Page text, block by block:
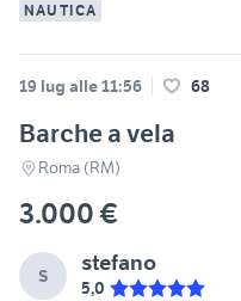
NAUTICA
19 lug alle 11:56 68
Barche a vela
Roma (RM)
3.000 €
S stefano
5,0